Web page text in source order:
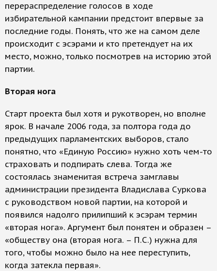
перераспределение голосов в ходе
избирательной кампании предстоит впервые за
последние годы. Понять, что же на самом деле
происходит с эсэрами и кто претендует на их
место, можно, только посмотрев на историю этой
партии.
Вторая нога
Старт проекта был хотя и рукотворен, но вполне
ярок. В начале 2006 года, за полтора года до
предыдущих парламентских выборов, стало
понятно, что «Единую Россию» нужно хоть чем-то
страховать и подпирать слева. Тогда же
состоялась знаменитая встреча замглавы
администрации президента Владислава Суркова
с руководством новой партии, на которой и
появился надолго прилипший к эсэрам термин
«вторая нога». Аргумент был понятен и образен –
«обществу она (вторая нога. – П.С.) нужна для
того, чтобы можно было на нее переступить,
когда затекла первая».